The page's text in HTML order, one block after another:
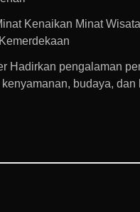
Kenaikan Minat
Hadirkan pengalaman
budaya, dan